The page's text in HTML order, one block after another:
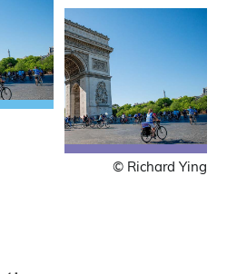
© Richard Ying